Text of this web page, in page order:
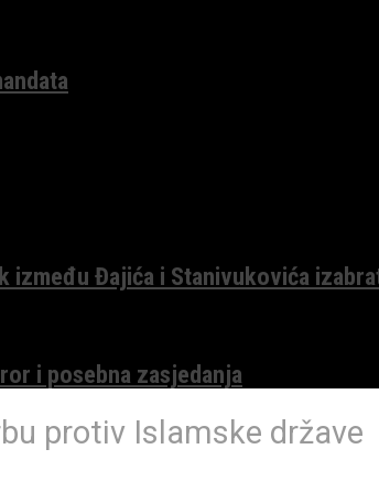
između Đajića i Stanivukovića
i posebna zasjedanja
protiv Islamske države